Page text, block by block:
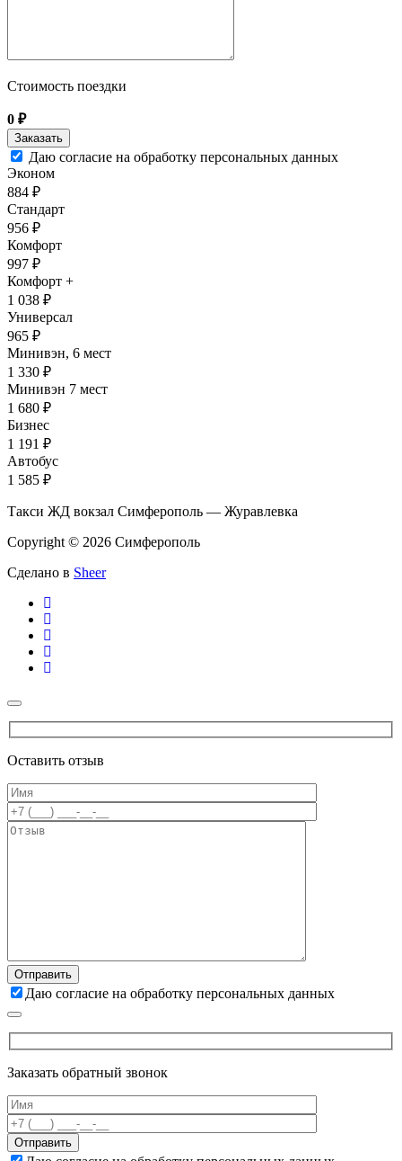
Стоимость поездки
0 ₽
Даю согласие на обработку персональных данных
Эконом
884 ₽
Стандарт
956 ₽
Комфорт
997 ₽
Комфорт +
1 038 ₽
Универсал
965 ₽
Минивэн, 6 мест
1 330 ₽
Минивэн 7 мест
1 680 ₽
Бизнес
1 191 ₽
Автобус
1 585 ₽
Такси ЖД вокзал Симферополь — Журавлевка
Copyright © 2026 Симферополь
Сделано в Sheer
Оставить отзыв
Даю согласие на обработку персональных данных
Заказать обратный звонок